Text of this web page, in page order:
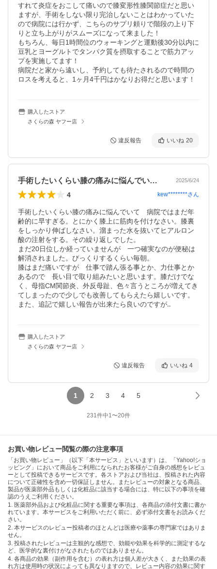
すれて炎症をおこして痛いので膝変形性膝関節症だと思い
ますが、手術をしない限り完治しないことはわかっていた
ので病院には行かず、こちらのサプリ頼りで階段の上り下
りと立ち上がりがスムーズになって来ました！
もちろん、毎日1時間位のウォーキングと運動後30分以内に
豆乳とヨーグルトでタンパク質を摂取することで筋力アッ
プを実施してます！
病院だと家から遠いし、予約しても待たされるので時間の
ロスを考えると、1ヶ月4千円はかなりお得だと思います！
購入したストア
さくらの森 ヤフー店
違反報告 いいね 20
手術したいくらい膝の痛みに悩んでいて病… 2025/6/24
4 kew********さん
手術したいくらい膝の痛みに悩んでいて　病院ではまだ年
齢的に早すぎる。とにかく膝上に筋肉を付けなさい。膝裏
をしっかり伸ばしなさい。溜まった水を抜いてヒアルロン
酸の注射をする。その繰り返しでした。
まだ20日位しか経っていませんが　一つ確実なのが便秘は
解消されました。びっくりするくらい毎朝。
膝はまだ痛いですが　仕事で踏ん張る事とか、力仕事とか
あるので　長い目で取り組みたいと思います。膝だけでな
く、母指CM関節炎、外反母趾、色々言うところが増えてき
てしまったので少しでも改善してもらえたら嬉しいです。
また、追記で嬉しい報告が出来たら良いのですが‥
購入したストア
さくらの森 ヤフー店
違反報告 いいね 4
1 2 3 4 5
231件中1〜20件
お買い物レビュー閲覧の際の注意事項
「お買い物レビュー」（以下「本サービス」といいます）は、「Yahoo!ショ
ッピング」において商品をご利用になられたお客様がご自身の感想をレビュ
ーとして投稿できるサービスです。各ストアおよび当社は、投稿された内容
について正確性を含め一切保証しません。またレビューの対象となる商品、
製品が医薬部外品もしくは化粧品に該当する場合には、特に以下の事項を確
認のうえご利用ください。
1. 医薬部外品および化粧品に関する重要な事項は、各商品の添付文書に書か
れています。本サービスをご利用いただく前に、必ず添付文書をお読みくだ
さい。
2. 本サービスのレビュー投稿者のほとんどは医療や薬事の専門家ではありま
せん。
3. 投稿されたレビューは主観的な感想で、効能や効果を科学的に測定するな
ど、医学的な裏付けがなされたものではありません。
4. 各商品の効果（副作用を含む）の表れ方は個人差が大きく、また効果の表
れ方は使用時の状況によっても異なりますので、レビュー内容の効果に関す